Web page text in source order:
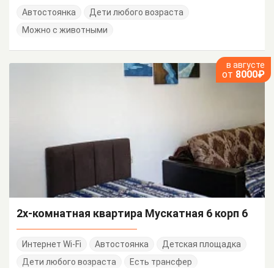
Автостоянка
Дети любого возраста
Можно с животными
в августе
от 8000₽
2х-комнатная квартира Мускатная 6 корп 6
Интернет Wi-Fi Автостоянка
Детская площадка
Дети любого возраста
Есть трансфер